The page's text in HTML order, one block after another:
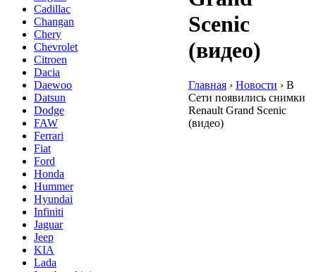
Cadillac
Changan
Chery
Chevrolet
Citroen
Dacia
Daewoo
Datsun
Dodge
FAW
Ferrari
Fiat
Ford
Honda
Hummer
Hyundai
Infiniti
Jaguar
Jeep
KIA
Lada
Scenic
(видео)
Главная › Новости › В
Сети появились снимки
Renault Grand Scenic
(видео)